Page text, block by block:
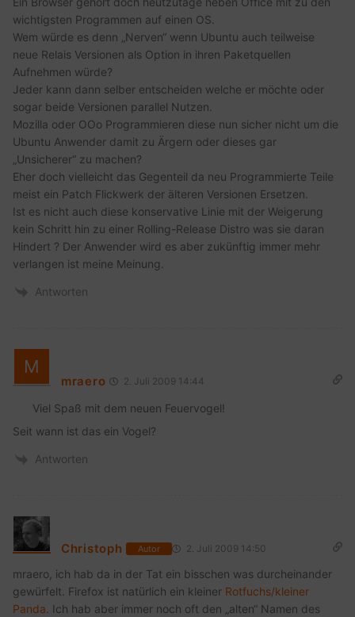
wichtigsten Programmen auf einen OS.
Wem würde es denn „Nerven“ wenn Ubuntu auch teilweise
neue Relais Versionen als Option in ihren Paketquellen
Aufnehmen würde?
Jeder kann dann selber entscheiden welche er möchte oder
sogar beide Versionen parallel Nutzen.
Mozilla oder OOo Programmieren diese nun sicher nicht um die
Ubuntu Anwender damit zu Ärgern oder dieses gar
„Unsicherer“ zu machen?
Eher doch vielleicht das Gegenteil da neu Programmierte Teile
meist ein Patch Flickwerk der älteren Versionen Ersetzen.
Ist es nicht auch diese konservative Linie mit der Weigerung
kein Schritt hin zu einer Rolling-Release Distro was sie daran
Hindert ? Der Anwender wird es aber zukünftig immer mehr
verlangen ist meine Meinung.
Antworten
mraero 2. Juli 2009 14:44
Viel Spaß mit dem neuen Feuervogel!
Seit wann ist das ein Vogel?
Antworten
Christoph Autor 2. Juli 2009 14:50
mraero, ich hab da in der Tat ein bisschen was durcheinander
gewürfelt. Firefox ist natürlich ein kleiner Rotfuchs/kleiner
Panda . Ich hab aber immer noch oft den „alten“ Namen des